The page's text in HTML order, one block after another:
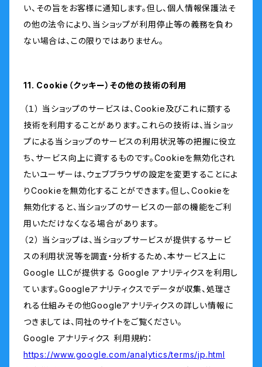
い、その旨をお客様に通知します。但し、個人情報保護法そ
の他の法令により、当ショップが利用停止等の義務を負わ
ない場合は、この限りではありません。
11. Cookie（クッキー）その他の技術の利用
（１） 当ショップのサービスは、Cookie及びこれに類する
技術を利用することがあります。これらの技術は、当ショッ
プによる当ショップのサービスの利用状況等の把握に役立
ち、サービス向上に資するものです。Cookieを無効化され
たいユーザーは、ウェブブラウザの設定を変更することによ
りCookieを無効化することができます。但し、Cookieを
無効化すると、当ショップのサービスの一部の機能をご利
用いただけなくなる場合があります。
（２） 当ショップは、当ショップサービスが提供するサービ
スの利用状況等を調査・分析するため、本サービス上に
Google LLCが提供する Google アナリティクスを利用し
ています。Googleアナリティクスでデータが収集、処理さ
れる仕組みその他Googleアナリティクスの詳しい情報に
つきましては、同社のサイトをご覧ください。
Google アナリティクス 利用規約：
https://www.google.com/analytics/terms/jp.html